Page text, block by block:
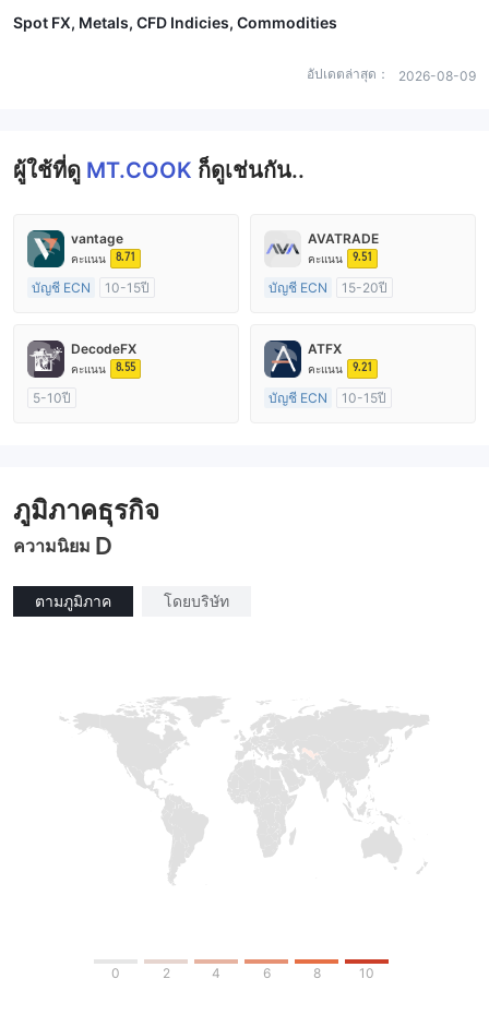
Spot FX, Metals, CFD Indicies, Commodities
อัปเดตล่าสุด： 2026-08-09
ผู้ใช้ที่ดู MT.COOK ก็ดูเช่นกัน..
vantage
คะแนน 8.71
บัญชี ECN
10-15ปี
ใบอนุญาต MT4 แบบเต็ม
AVATRADE
คะแนน 9.51
บัญชี ECN
15-20ปี
ใบอนุญาต MT4 แบบเต็ม
DecodeFX
คะแนน 8.55
5-10ปี
ATFX
คะแนน 9.21
บัญชี ECN
10-15ปี
ภูมิภาคธุรกิจ
ความนิยม D
ตามภูมิภาค โดยบริษัท
0 2 4 6 8 10